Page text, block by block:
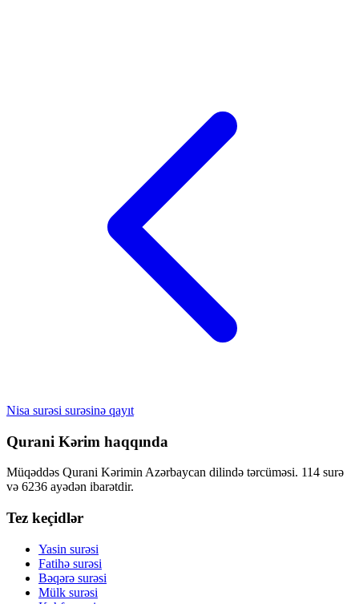
Nisa surəsi surəsinə qayıt
Qurani Kərim haqqında
Müqəddəs Qurani Kərimin Azərbaycan dilində tərcüməsi. 114 surə
və 6236 ayədən ibarətdir.
Tez keçidlər
Yasin surəsi
Fatihə surəsi
Bəqərə surəsi
Mülk surəsi